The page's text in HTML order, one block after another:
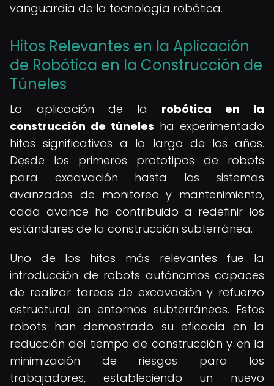
vanguardia de la tecnología robótica.
Hitos Relevantes en la Aplicación
de Robótica en la Construcción de
Túneles
La aplicación de la robótica en la
construcción de túneles ha experimentado
hitos significativos a lo largo de los años.
Desde los primeros prototipos de robots
para excavación hasta los sistemas
avanzados de monitoreo y mantenimiento,
cada avance ha contribuido a redefinir los
estándares de la construcción subterránea.
Uno de los hitos más relevantes fue la
introducción de robots autónomos capaces
de realizar tareas de excavación y refuerzo
estructural en entornos subterráneos. Estos
robots han demostrado su eficacia en la
reducción del tiempo de construcción y en la
minimización de riesgos para los
trabajadores, estableciendo un nuevo